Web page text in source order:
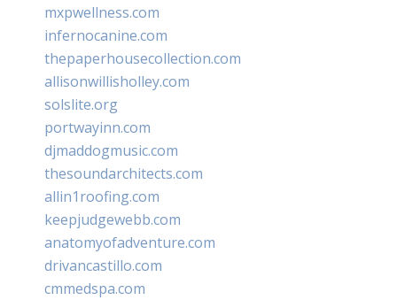
mxpwellness.com
infernocanine.com
thepaperhousecollection.com
allisonwillisholley.com
solslite.org
portwayinn.com
djmaddogmusic.com
thesoundarchitects.com
allin1roofing.com
keepjudgewebb.com
anatomyofadventure.com
drivancastillo.com
cmmedspa.com